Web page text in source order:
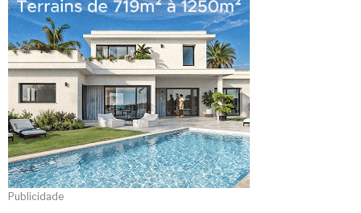
Publicidade